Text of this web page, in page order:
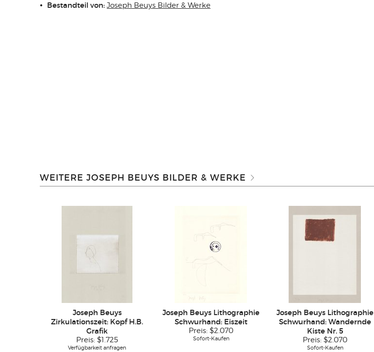
Bestandteil von: Joseph Beuys Bilder & Werke
WEITERE JOSEPH BEUYS BILDER & WERKE
Joseph Beuys
Zirkulationszeit: Kopf H.B.
Grafik
Preis: $1.725
Verfügbarkeit anfragen
Joseph Beuys Lithographie
Schwurhand: Eiszeit
Preis: $2.070
Sofort-Kaufen
Joseph Beuys Lithographie
Schwurhand: Wandernde
Kiste Nr. 5
Preis: $2.070
Sofort-Kaufen